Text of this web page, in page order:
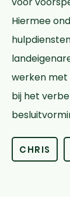
Hiermee
werken
bij het
CHRIS